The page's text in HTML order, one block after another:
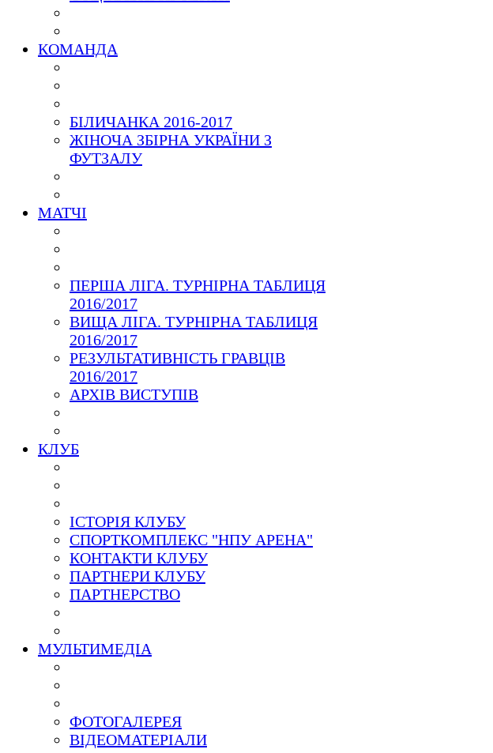
КОМАНДА
БІЛИЧАНКА 2016-2017
ЖІНОЧА ЗБІРНА УКРАЇНИ З
ФУТЗАЛУ
МАТЧІ
ПЕРША ЛІГА. ТУРНІРНА ТАБЛИЦЯ
2016/2017
ВИЩА ЛІГА. ТУРНІРНА ТАБЛИЦЯ
2016/2017
РЕЗУЛЬТАТИВНІСТЬ ГРАВЦІВ
2016/2017
АРХІВ ВИСТУПІВ
КЛУБ
ІСТОРІЯ КЛУБУ
СПОРТКОМПЛЕКС "НПУ АРЕНА"
КОНТАКТИ КЛУБУ
ПАРТНЕРИ КЛУБУ
ПАРТНЕРСТВО
МУЛЬТИМЕДІА
ФОТОГАЛЕРЕЯ
ВІДЕОМАТЕРІАЛИ